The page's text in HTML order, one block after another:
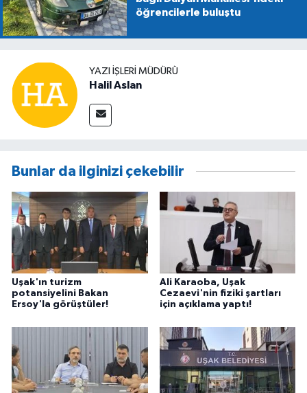
öğrencilerle buluştu
YAZI İŞLERİ MÜDÜRÜ
Halil Aslan
Bunlar da ilginizi çekebilir
Uşak'ın turizm
potansiyelini Bakan
Ersoy'la görüştüler!
Ali Karaoba, Uşak
Cezaevi'nin fiziki şartları
için açıklama yaptı!